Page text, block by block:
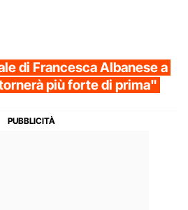
di Francesca Albanese a
più forte di prima"